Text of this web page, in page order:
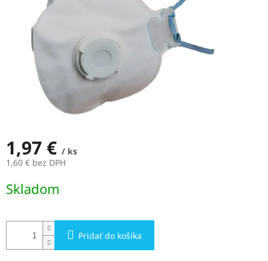
1,97 € / ks
1,60 € bez DPH
cena:
Skladom
Pridať do košíka